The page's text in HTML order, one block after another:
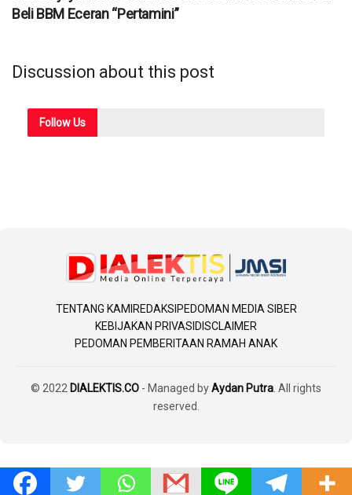
Beli BBM Eceran “Pertamini”
Discussion about this post
FollowUs
TENTANG KAMI REDAKSI PEDOMAN MEDIA SIBER
KEBIJAKAN PRIVASI DISCLAIMER
PEDOMAN PEMBERITAAN RAMAH ANAK
© 2022 DIALEKTIS.CO - Managed byAydan Putra . All rights
reserved.